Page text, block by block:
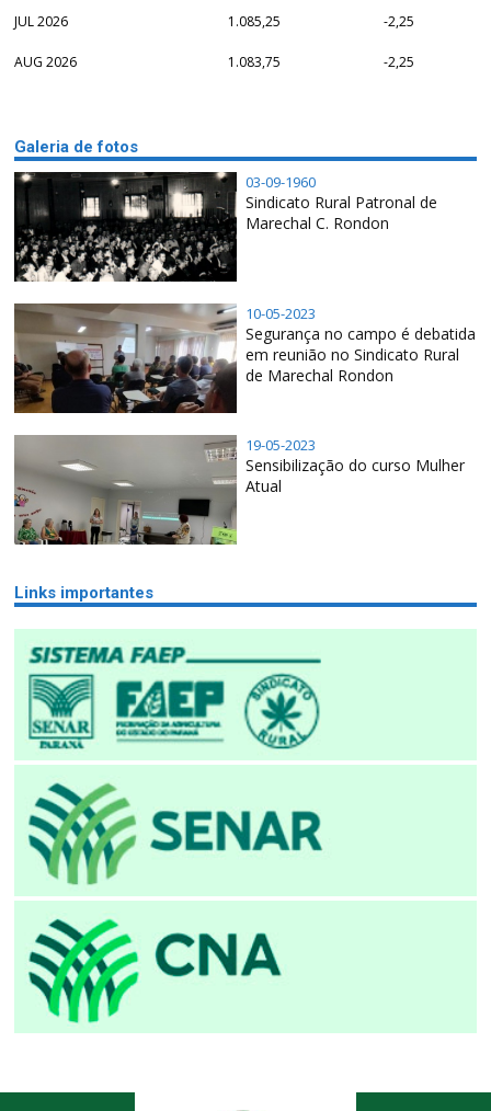
JUL 2026 1.085,25 -2,25
AUG 2026 1.083,75 -2,25
Galeria de fotos
03-09-1960
Sindicato Rural Patronal de
Marechal C. Rondon
10-05-2023
Segurança no campo é debatida
em reunião no Sindicato Rural
de Marechal Rondon
19-05-2023
Sensibilização do curso Mulher
Atual
Links importantes